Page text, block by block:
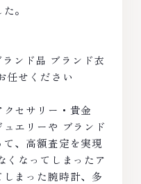
。
ンド品 ブランド衣
任せください
セサリー・貴金
エリーや ブランド
、高額査定を実現
くなってしまったア
まった腕時計、多